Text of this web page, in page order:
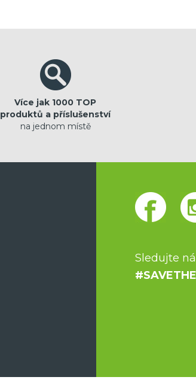
Více jak 1000 TOP
produktů a příslušenství
na jednom místě
Sledujte